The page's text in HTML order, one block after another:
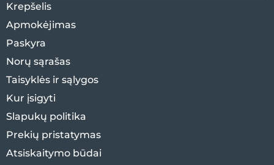
Krepšelis
Apmokėjimas
Paskyra
Norų sąrašas
Taisyklės ir sąlygos
Kur įsigyti
Slapukų politika
Prekių pristatymas
Atsiskaitymo būdai